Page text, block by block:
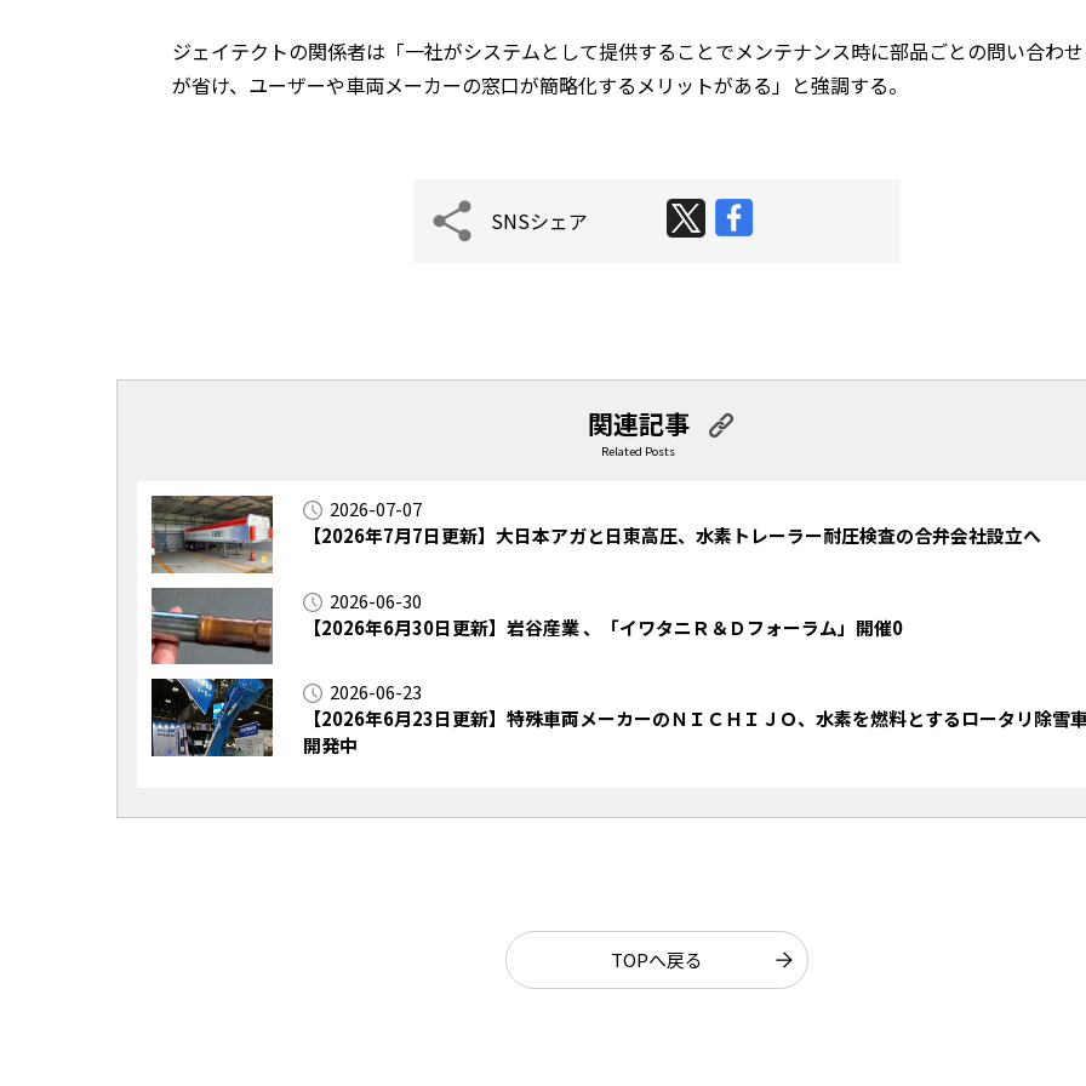
ジェイテクトの関係者は「一社がシステムとして提供することでメンテナンス時に部品ごとの問い合わ
が省け、ユーザーや車両メーカーの窓口が簡略化するメリットがある」と強調する。
SNSシェア
関連記事
Related Posts
2026-07-07
【2026年7月7日更新】大日本アガと日東高圧、水素トレーラー耐圧検査の合弁会社設立へ
2026-06-30
【2026年6月30日更新】岩谷産業 、「イワタニＲ＆Ｄフォーラム」開催0
2026-06-23
【2026年6月23日更新】特殊車両メーカーのＮＩＣＨＩＪＯ、水素を燃料とするロータリ除雪
開発中
TOPへ戻る